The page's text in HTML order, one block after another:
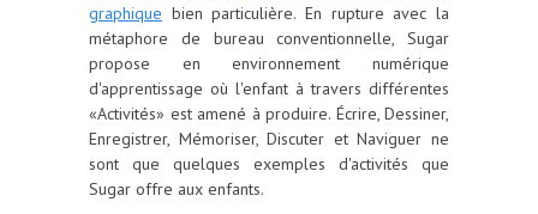
graphique bien particulière. En rupture avec la
métaphore de bureau conventionnelle, Sugar
propose en environnement numérique
d'apprentissage où l'enfant à travers différentes
«Activités» est amené à produire. Écrire, Dessiner,
Enregistrer, Mémoriser, Discuter et Naviguer ne
sont que quelques exemples d'activités que
Sugar offre aux enfants.